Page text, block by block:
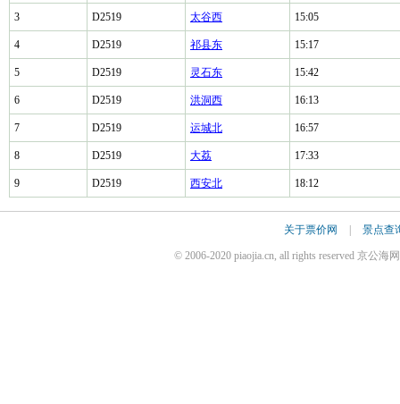
3 D2519 太谷西 15:05
4 D2519 祁县东 15:17
5 D2519 灵石东 15:42
6 D2519 洪洞西 16:13
7 D2519 运城北 16:57
8 D2519 大荔 17:33
9 D2519 西安北 18:12
关于票价网 景点查
© 2006-2020 piaojia.cn, all rights reserved 京公海